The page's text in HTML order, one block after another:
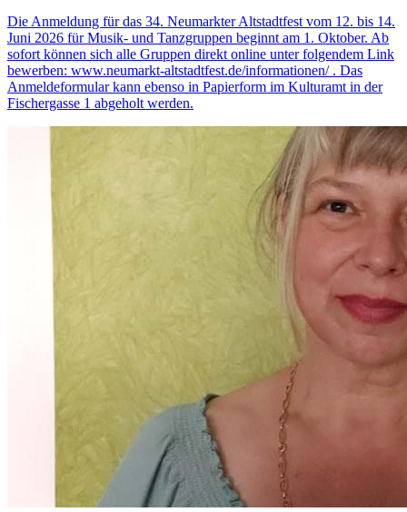
Die Anmeldung für das 34. Neumarkter Altstadtfest vom 12. bis 14.
Juni 2026 für Musik- und Tanzgruppen beginnt am 1. Oktober. Ab
sofort können sich alle Gruppen direkt online unter folgendem Link
bewerben: www.neumarkt-altstadtfest.de/informationen/ . Das
Anmeldeformular kann ebenso in Papierform im Kulturamt in der
Fischergasse 1 abgeholt werden.